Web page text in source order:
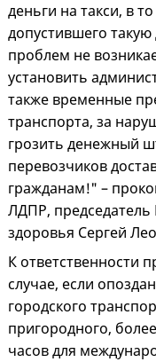
деньги на такси, в
допустившего
проблем не
установить
также временные
транспорта, за
грозить денежный
перевозчиков
гражданам!" –
ЛДПР,
здоровья Сергей
К ответственности
случае, если
городского
пригородного,
часов для